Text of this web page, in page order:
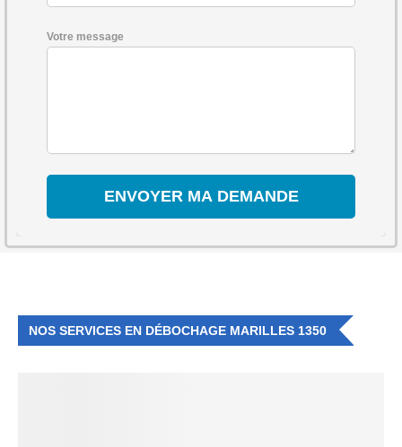
Votre message
NOS SERVICES EN DÉBOCHAGE MARILLES 1350